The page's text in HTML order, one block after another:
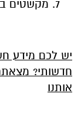
מקשטים
יש לכם מידע
חדשותי?
אותנו